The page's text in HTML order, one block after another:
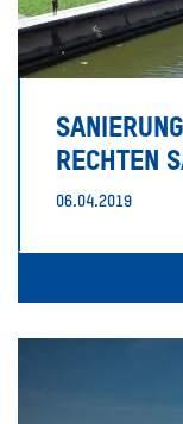
RECHTEN
06.04.2019